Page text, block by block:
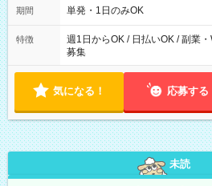
期間 単発・1日のみOK
特徴
週1日からOK / 日払いOK / 副業
募集
気になる！ 応募する
未読